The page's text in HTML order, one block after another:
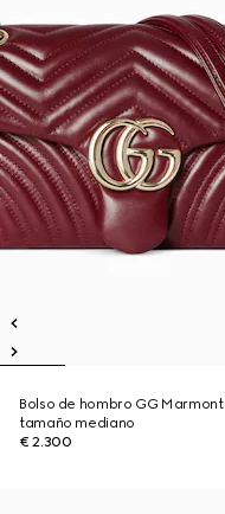
Bolso de hombro GG Marmont
tamaño mediano
€ 2.300